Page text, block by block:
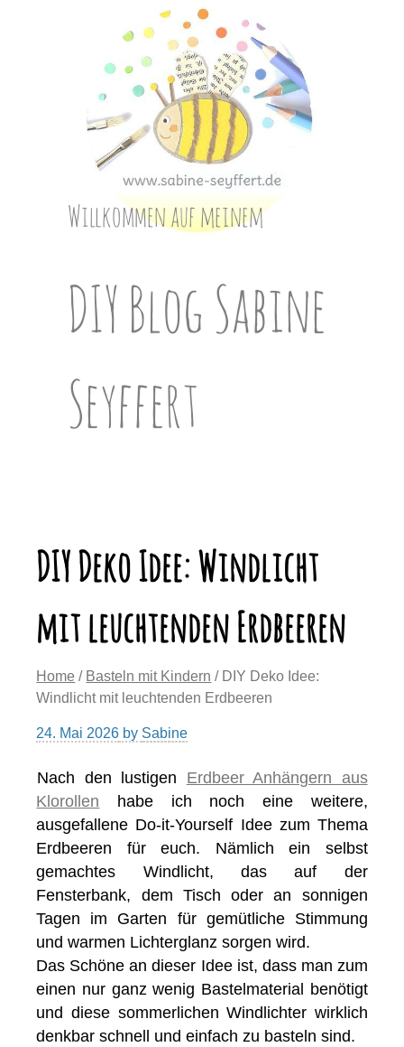
Willkommen auf meinem
DIY Blog Sabine
Seyffert
DIY Deko Idee: Windlicht
mit leuchtenden Erdbeeren
Home / Basteln mit Kindern / DIY Deko Idee:
Windlicht mit leuchtenden Erdbeeren
24. Mai 2026 by Sabine
Nach den lustigen Erdbeer Anhängern aus
Klorollen habe ich noch eine weitere,
ausgefallene Do-it-Yourself Idee zum Thema
Erdbeeren für euch. Nämlich ein selbst
gemachtes Windlicht, das auf der
Fensterbank, dem Tisch oder an sonnigen
Tagen im Garten für gemütliche Stimmung
und warmen Lichterglanz sorgen wird.
Das Schöne an dieser Idee ist, dass man zum
einen nur ganz wenig Bastelmaterial benötigt
und diese sommerlichen Windlichter wirklich
denkbar schnell und einfach zu basteln sind.